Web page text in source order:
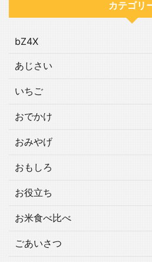
カテゴリ
bZ4X
あじさい
いちご
おでかけ
おみやげ
おもしろ
お役立ち
お米食べ比べ
ごあいさつ